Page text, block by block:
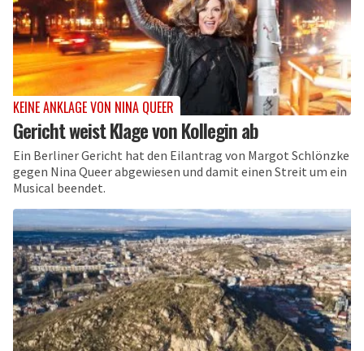
KEINE ANKLAGE VON NINA QUEER
Gericht weist Klage von Kollegin ab
Ein Berliner Gericht hat den Eilantrag von Margot Schlönzke
gegen Nina Queer abgewiesen und damit einen Streit um ein
Musical beendet.